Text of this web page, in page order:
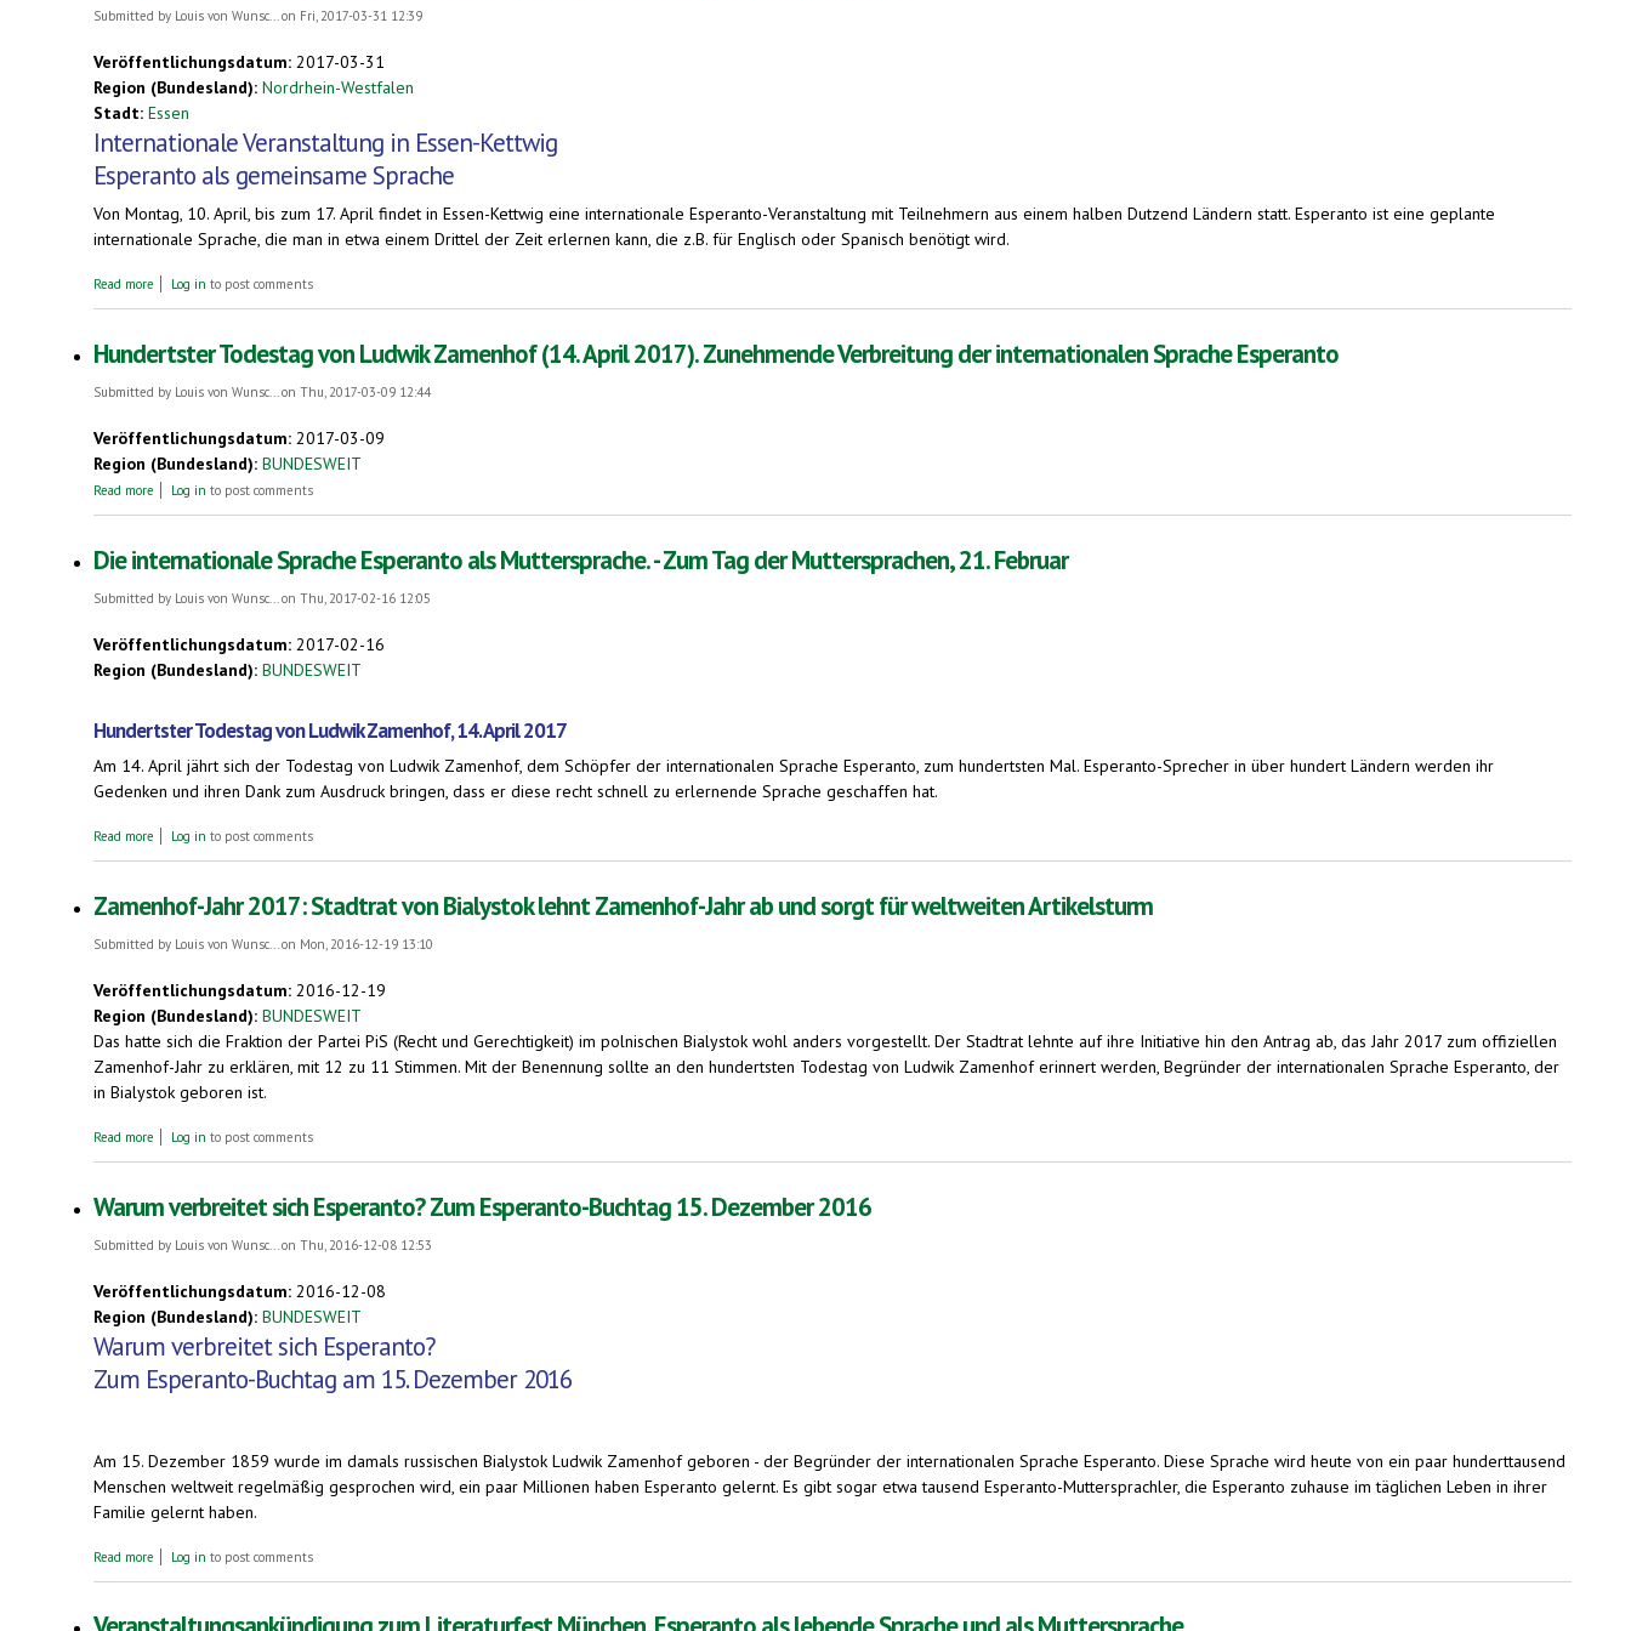
Submitted by Louis von Wunsc...on Fri, 2017-03-31 12:39
Veröffentlichungsdatum: 2017-03-31
Region (Bundesland): Nordrhein-Westfalen
Stadt: Essen
Internationale Veranstaltung in Essen-Kettwig
Esperanto als gemeinsame Sprache
Von Montag, 10. April, bis zum 17. April findet in Essen-Kettwig eine internationale Esperanto-Veranstaltung mit Teilnehmern aus einem halben Dutzend Ländern statt. Esperanto ist eine geplante
internationale Sprache, die man in etwa einem Drittel der Zeit erlernen kann, die z.B. für Englisch oder Spanisch benötigt wird.
Read more about Internationale Veranstaltung in Essen-Kettwig. Esperanto als gemeinsame Sprache
Log in to post comments
Hundertster Todestag von Ludwik Zamenhof (14. April 2017). Zunehmende Verbreitung der internationalen Sprache Esperanto
Submitted by Louis von Wunsc...on Thu, 2017-03-09 12:44
Veröffentlichungsdatum: 2017-03-09
Region (Bundesland): BUNDESWEIT
Read more about Hundertster Todestag von Ludwik Zamenhof (14. April 2017). Zunehmende Verbreitung der internationalen Sprache Esperanto
Log in to post comments
Die internationale Sprache Esperanto als Muttersprache. - Zum Tag der Muttersprachen, 21. Februar
Submitted by Louis von Wunsc...on Thu, 2017-02-16 12:05
Veröffentlichungsdatum: 2017-02-16
Region (Bundesland): BUNDESWEIT
Hundertster Todestag von Ludwik Zamenhof, 14. April 2017
Am 14. April jährt sich der Todestag von Ludwik Zamenhof, dem Schöpfer der internationalen Sprache Esperanto, zum hundertsten Mal. Esperanto-Sprecher in über hundert Ländern werden ihr
Gedenken und ihren Dank zum Ausdruck bringen, dass er diese recht schnell zu erlernende Sprache geschaffen hat.
Read more about Die internationale Sprache Esperanto als Muttersprache. - Zum Tag der Muttersprachen, 21. Februar
Log in to post comments
Zamenhof-Jahr 2017: Stadtrat von Bialystok lehnt Zamenhof-Jahr ab und sorgt für weltweiten Artikelsturm
Submitted by Louis von Wunsc... on Mon, 2016-12-19 13:10
Veröffentlichungsdatum: 2016-12-19
Region (Bundesland): BUNDESWEIT
Das hatte sich die Fraktion der Partei PiS (Recht und Gerechtigkeit) im polnischen Bialystok wohl anders vorgestellt. Der Stadtrat lehnte auf ihre Initiative hin den Antrag ab, das Jahr 2017 zum offiziellen
Zamenhof-Jahr zu erklären, mit 12 zu 11 Stimmen. Mit der Benennung sollte an den hundertsten Todestag von Ludwik Zamenhof erinnert werden, Begründer der internationalen Sprache Esperanto, der
in Bialystok geboren ist.
Read more about Zamenhof-Jahr 2017: Stadtrat von Bialystok lehnt Zamenhof-Jahr ab und sorgt für weltweiten Artikelsturm
Log in to post comments
Warum verbreitet sich Esperanto? Zum Esperanto-Buchtag 15. Dezember 2016
Submitted by Louis von Wunsc... on Thu, 2016-12-08 12:53
Veröffentlichungsdatum: 2016-12-08
Region (Bundesland): BUNDESWEIT
Warum verbreitet sich Esperanto?
Zum Esperanto-Buchtag am 15. Dezember 2016
Am 15. Dezember 1859 wurde im damals russischen Bialystok Ludwik Zamenhof geboren - der Begründer der internationalen Sprache Esperanto. Diese Sprache wird heute von ein paar hunderttausend
Menschen weltweit regelmäßig gesprochen wird, ein paar Millionen haben Esperanto gelernt. Es gibt sogar etwa tausend Esperanto-Muttersprachler, die Esperanto zuhause im täglichen Leben in ihrer
Familie gelernt haben.
Read more about Warum verbreitet sich Esperanto? Zum Esperanto-Buchtag 15. Dezember 2016
Log in to post comments